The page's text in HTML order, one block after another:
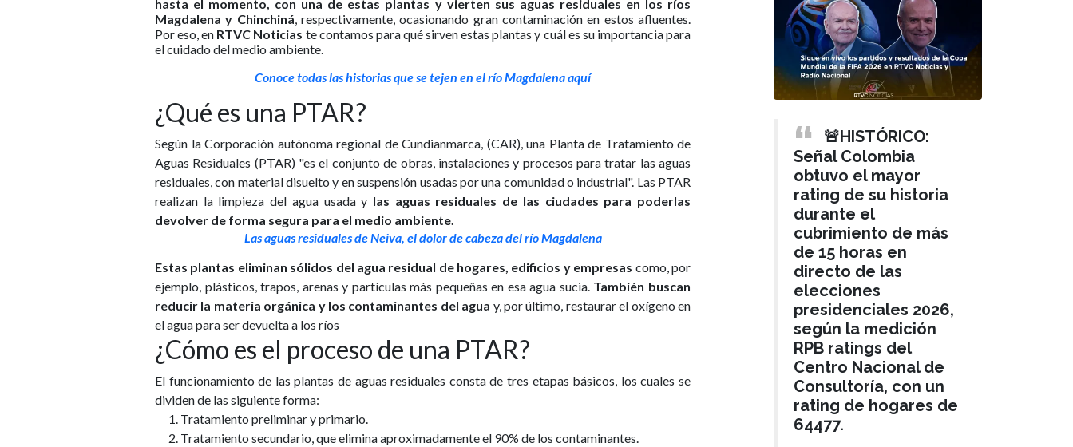
hasta el momento, con una de estas plantas y vierten sus aguas residuales en los ríos
Magdalena y Chinchiná, respectivamente, ocasionando gran contaminación en estos afluentes.
Por eso, en RTVC Noticias te contamos para qué sirven estas plantas y cuál es su importancia para
el cuidado del medio ambiente.
Conoce todas las historias que se tejen en el río Magdalena aquí
¿Qué es una PTAR?
Según la Corporación autónoma regional de Cundianmarca, (CAR), una Planta de Tratamiento de
Aguas Residuales (PTAR) "es el conjunto de obras, instalaciones y procesos para tratar las aguas
residuales, con material disuelto y en suspensión usadas por una comunidad o industrial". Las PTAR
realizan la limpieza del agua usada y las aguas residuales de las ciudades para poderlas
devolver de forma segura para el medio ambiente.
Las aguas residuales de Neiva, el dolor de cabeza del río Magdalena
Estas plantas eliminan sólidos del agua residual de hogares, edificios y empresas como, por
ejemplo, plásticos, trapos, arenas y partículas más pequeñas en esa agua sucia. También buscan
reducir la materia orgánica y los contaminantes del agua y, por último, restaurar el oxígeno en
el agua para ser devuelta a los ríos
¿Cómo es el proceso de una PTAR?
El funcionamiento de las plantas de aguas residuales consta de tres etapas básicos, los cuales se
dividen de las siguiente forma:
Tratamiento preliminar y primario.
Tratamiento secundario, que elimina aproximadamente el 90% de los contaminantes.
🚨HISTÓRICO:
Señal Colombia
obtuvo el mayor
rating de su historia
durante el
cubrimiento de más
de 15 horas en
directo de las
elecciones
presidenciales 2026,
según la medición
RPB ratings del
Centro Nacional de
Consultoría, con un
rating de hogares de
64477.